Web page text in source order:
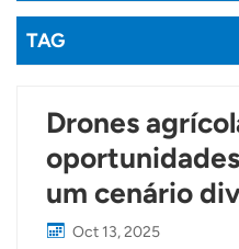
TAG
Drones
um cenário
Oct 13, 2025